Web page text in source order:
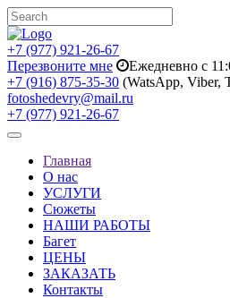
+7 (977) 921-26-67
Перезвоните мне
Ежедневно с
+7 (916) 875-35-30 (WatsApp, Viber,
fotoshedevry@mail.ru
+7 (977) 921-26-67
Toggle
navigationГлавная
О нас
УСЛУГИ
Сюжеты
НАШИ РАБОТЫ
Багет
ЦЕНЫ
ЗАКАЗАТЬ
Контакты